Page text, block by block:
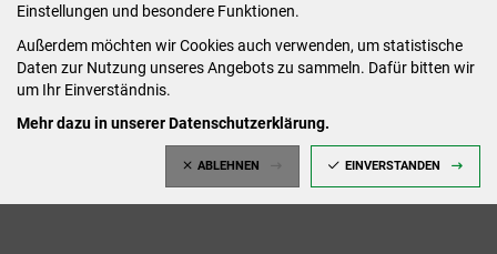
Einstellungen und besondere Funktionen.
Außerdem möchten wir Cookies auch verwenden, um statistische
Daten zur Nutzung unseres Angebots zu sammeln. Dafür bitten wir
um Ihr Einverständnis.
Mehr dazu in unserer Datenschutzerklärung.
ABLEHNEN EINVERSTANDEN
Montag: 09:00-12:00 /14:00-15:00 Uhr
Dienstag: 09:00-12:00 /14:00-16:00 Uhr
Mittwoch: 09:00 - 12:00 Uhr (nach vorheriger
Donnerstag: 09:00-12:00 /14:00-18:00 Uhr
Freitag: 09:00-12:00 Uhr